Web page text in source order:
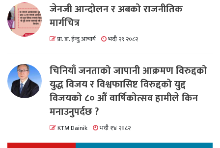
जेनजी आन्दोलन र अबको राजनीतिक
मार्गचित्र
प्रा. डा. ईन्दु आचार्य भदौ २९ २०८२
चिनियाँ जनताको जापानी आक्रमण विरुद्दको
युद्ध विजय र विश्वफासिष्ट विरुद्दको युद्द
विजयको ८० औं वार्षिकोत्सव हामीले किन
मनाउनुपर्दछ ?
KTM Dainik भदौ १४ २०८२